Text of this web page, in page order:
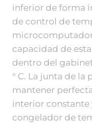
inferior de forma
de control de
capacidad de
dentro del
° C. La junta de
mantener
interior constante
congelador de